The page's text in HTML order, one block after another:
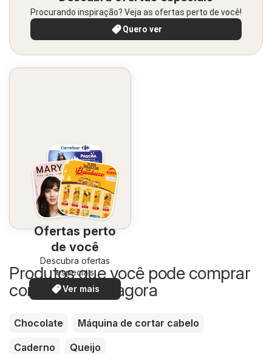
Procurando inspiração? Veja as ofertas perto de você!
Quero ver
Ofertas perto
de você
Descubra ofertas
especiais
Ver mais
Produtos que você pode comprar
com desconto agora
Chocolate
Máquina de cortar cabelo
Caderno
Queijo